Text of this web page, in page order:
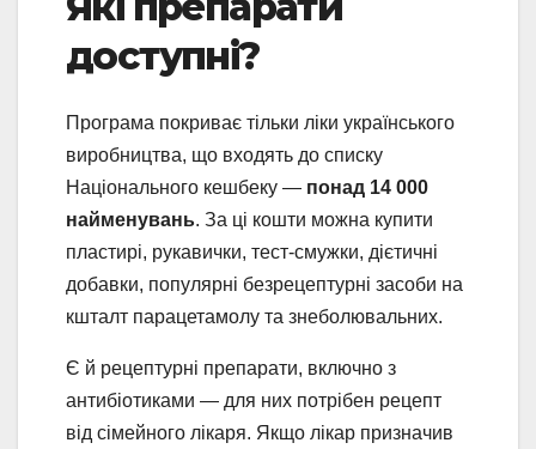
доступні?
Програма покриває тільки ліки українського
виробництва, що входять до списку
Національного кешбеку — понад 14 000
найменувань. За ці кошти можна купити
пластирі, рукавички, тест-смужки, дієтичні
добавки, популярні безрецептурні засоби на
кшталт парацетамолу та знеболювальних.
Є й рецептурні препарати, включно з
антибіотиками — для них потрібен рецепт
від сімейного лікаря. Якщо лікар призначив